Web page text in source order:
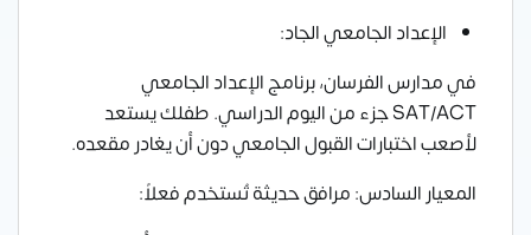
الإعداد الجامعي الجاد:
في مدارس الفرسان، برنامج الإعداد الجامعي
SAT/ACT جزء من اليوم الدراسي. طفلك يستعد
لأصعب اختبارات القبول الجامعي دون أن يغادر مقعده.
المعيار السادس: مرافق حديثة تُستخدم فعلاً: